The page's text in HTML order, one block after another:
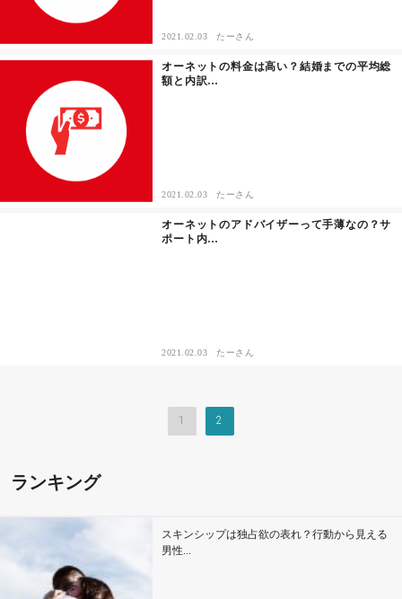
2021.02.03 たーさん
オーネットの料金は高い？結婚までの平均総
額と内訳…
2021.02.03 たーさん
オーネットのアドバイザーって手薄なの？サ
ポート内…
2021.02.03 たーさん
1 2
ランキング
スキンシップは独占欲の表れ？行動から見える
男性...